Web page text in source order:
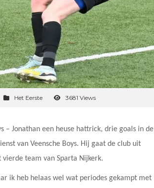
Het Eerste 3681 Views
– Jonathan een heuse hattrick, drie goals in de
van Veensche Boys. Hij gaat de club uit
team van Sparta Nijkerk.
ik heb helaas wel wat periodes gekampt met